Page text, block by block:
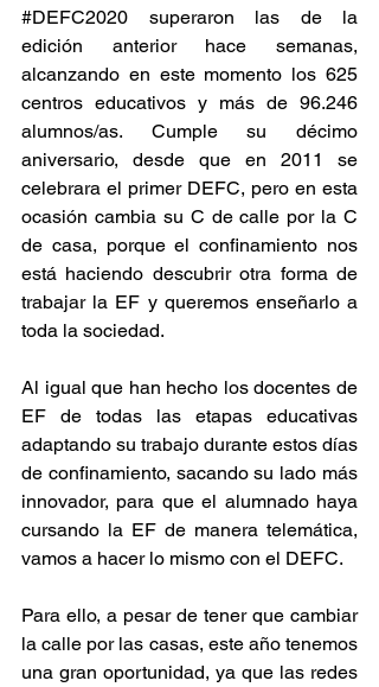
#DEFC2020 superaron las de la
edición anterior hace semanas,
alcanzando en este momento los 625
centros educativos y más de 96.246
alumnos/as. Cumple su décimo
aniversario, desde que en 2011 se
celebrara el primer DEFC, pero en esta
ocasión cambia su C de calle por la C
de casa, porque el confinamiento nos
está haciendo descubrir otra forma de
trabajar la EF y queremos enseñarlo a
toda la sociedad.
Al igual que han hecho los docentes de
EF de todas las etapas educativas
adaptando su trabajo durante estos días
de confinamiento, sacando su lado más
innovador, para que el alumnado haya
cursando la EF de manera telemática,
vamos a hacer lo mismo con el DEFC.
Para ello, a pesar de tener que cambiar
la calle por las casas, este año tenemos
una gran oportunidad, ya que las redes